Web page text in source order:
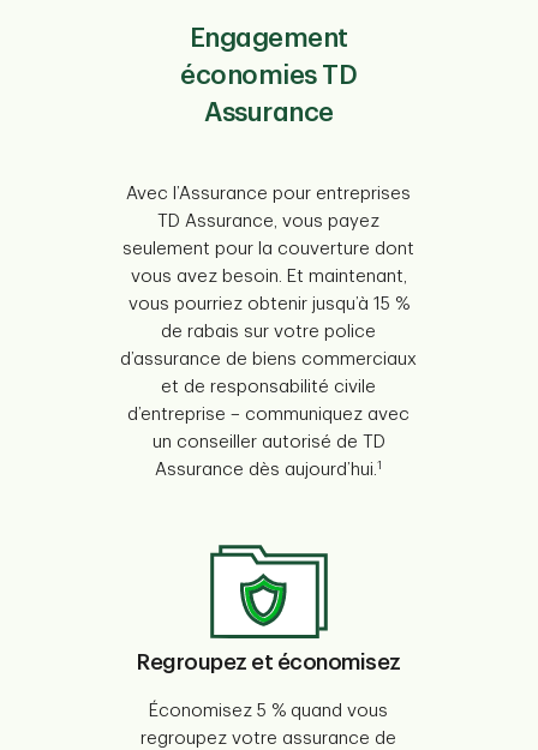
Engagement
économies TD
Assurance
Avec l’Assurance pour entreprises
TD Assurance, vous payez
seulement pour la couverture dont
vous avez besoin. Et maintenant,
vous pourriez obtenir jusqu’à 15 %
de rabais sur votre police
d’assurance de biens commerciaux
et de responsabilité civile
d’entreprise – communiquez avec
un conseiller autorisé de TD
Assurance dès aujourd’hui.1
Regroupez et économisez
Économisez 5 % quand vous
regroupez votre assurance de